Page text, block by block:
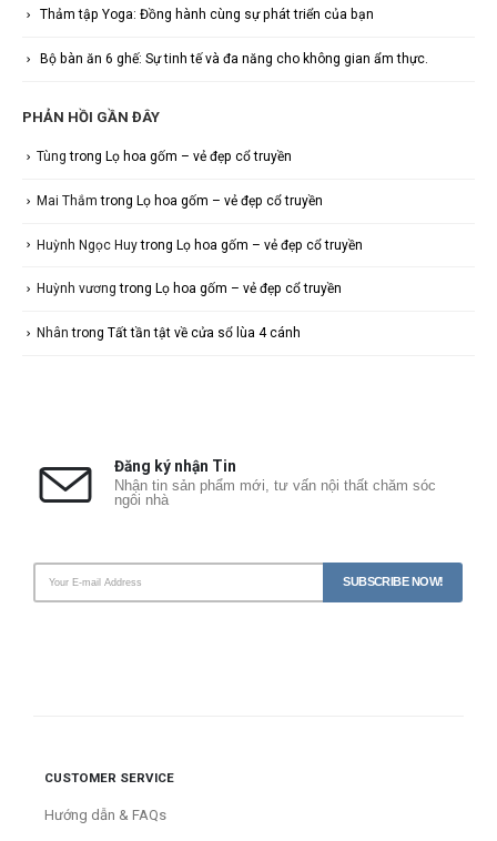
Thảm tập Yoga: Đồng hành cùng sự phát triển của bạn
Bộ bàn ăn 6 ghế: Sự tinh tế và đa năng cho không gian ẩm thực.
PHẢN HỒI GẦN ĐÂY
Tùng trong Lọ hoa gốm – vẻ đẹp cổ truyền
Mai Thắm trong Lọ hoa gốm – vẻ đẹp cổ truyền
Huỳnh Ngọc Huytrong Lọ hoa gốm – vẻ đẹp cổ truyền
Huỳnh vương trong Lọ hoa gốm – vẻ đẹp cổ truyền
Nhân trong Tất tần tật về cửa sổ lùa 4 cánh
Đăng ký nhận Tin
Nhận tin sản phẩm mới, tư vấn nội thất chăm sóc
ngôi nhà
CUSTOMER SERVICE
Hướng dẫn & FAQs